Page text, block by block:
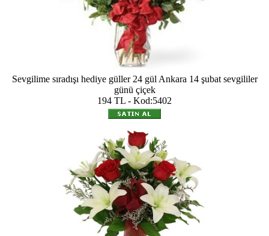
Sevgilime sıradışı hediye güller 24 gül Ankara 14 şubat sevgililer
günü çiçek
194 TL - Kod:5402